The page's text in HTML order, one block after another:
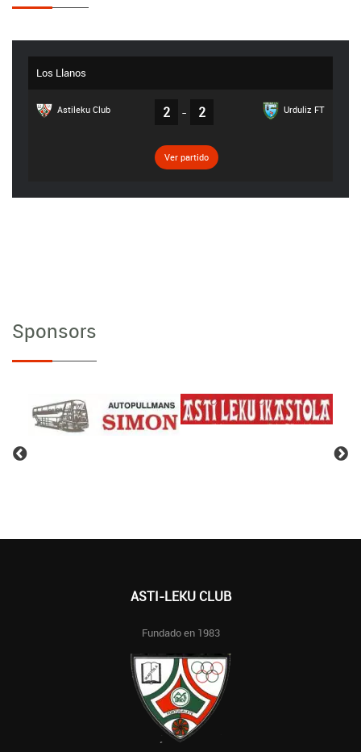
Los Llanos
Astileku Club 2 - 2
Ver partido
Urduliz FT
Sponsors
ASTI-LEKU CLUB
Fundado en 1983